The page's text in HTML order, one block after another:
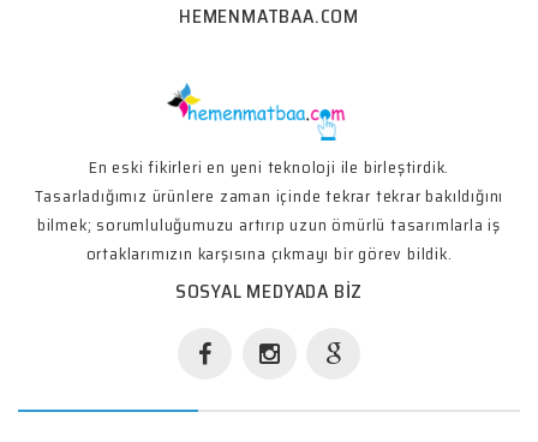
HEMENMATBAA.COM
En eski fikirleri en yeni teknoloji ile birleştirdik.
Tasarladığımız ürünlere zaman içinde tekrar tekrar bakıldığını
bilmek; sorumluluğumuzu artırıp uzun ömürlü tasarımlarla iş
ortaklarımızın karşısına çıkmayı bir görev bildik.
SOSYAL MEDYADA BIZ